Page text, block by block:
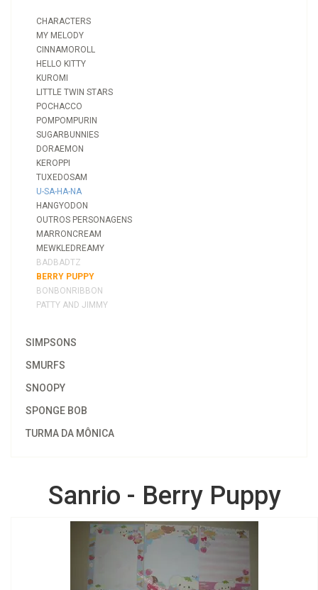
CHARACTERS
MY MELODY
CINNAMOROLL
HELLO KITTY
KUROMI
LITTLE TWIN STARS
POCHACCO
POMPOMPURIN
SUGARBUNNIES
DORAEMON
KEROPPI
TUXEDOSAM
U-SA-HA-NA
HANGYODON
OUTROS PERSONAGENS
MARRONCREAM
MEWKLEDREAMY
BADBADTZ
BERRY PUPPY
BONBONRIBBON
PATTY AND JIMMY
SIMPSONS
SMURFS
SNOOPY
SPONGE BOB
TURMA DA MÔNICA
Sanrio - Berry Puppy